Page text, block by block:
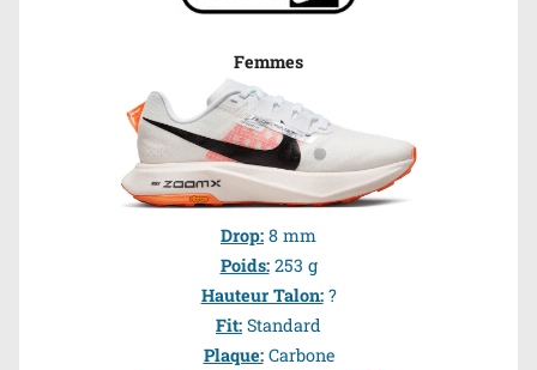
Femmes
Drop: 8 mm
Poids:253 g
Hauteur Talon:?
Fit: Standard
Plaque:Carbone